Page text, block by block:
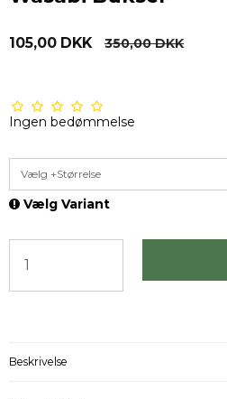
105,00 DKK 350,00 DKK
Ingen bedømmelse
Vælg +Størrelse
Vælg Variant
Beskrivelse